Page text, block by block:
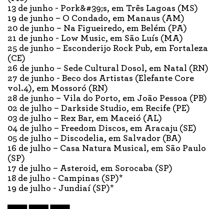
13 de junho - Pork&#39;s, em Três Lagoas (MS)
19 de junho – O Condado, em Manaus (AM)
20 de junho – Na Figueiredo, em Belém (PA)
21 de junho - Low Music, em São Luís (MA)
25 de junho – Esconderijo Rock Pub, em Fortaleza
(CE)
26 de junho – Sede Cultural Dosol, em Natal (RN)
27 de junho - Beco dos Artistas (Elefante Core
vol.4), em Mossoró (RN)
28 de junho – Vila do Porto, em João Pessoa (PB)
02 de julho – Darkside Studio, em Recife (PE)
03 de julho – Rex Bar, em Maceió (AL)
04 de julho – Freedom Discos, em Aracaju (SE)
05 de julho – Discodelia, em Salvador (BA)
16 de julho – Casa Natura Musical, em São Paulo
(SP)
17 de julho – Asteroid, em Sorocaba (SP)
18 de julho - Campinas (SP)*
19 de julho - Jundiaí (SP)*